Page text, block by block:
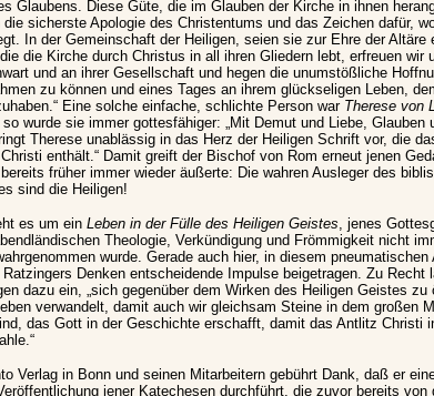
Glaubens. Diese Güte, die im Glauben der Kirche in ihnen
sicherste Apologie des Christentums und das Zeichen dafür,
In der Gemeinschaft der Heiligen, seien sie zur Ehre der Altäre
die Kirche durch Christus in all ihren Gliedern lebt, erfreuen wir
und an ihrer Gesellschaft und hegen die unumstößliche
zu können und eines Tages an ihrem glückseligen Leben,
Eine solche einfache, schlichte Person war Therese von
wurde sie immer gottesfähiger: „Mit Demut und Liebe, Glauben
Therese unablässig in das Herz der Heiligen Schrift vor, die
enthält.“ Damit greift der Bischof von Rom erneut jenen
früher immer wieder äußerte: Die wahren Ausleger des
sind die Heiligen!
es um ein Leben in der Fülle des Heiligen Geistes, jenes
Theologie, Verkündigung und Frömmigkeit nicht
wurde. Gerade auch hier, in diesem pneumatischen
Ratzingers Denken entscheidende Impulse beigetragen. Zu Recht
dazu ein, „sich gegenüber dem Wirken des Heiligen Geistes zu
verwandelt, damit auch wir gleichsam Steine in dem großen
das Gott in der Geschichte erschafft, damit das Antlitz Christi
Verlag in Bonn und seinen Mitarbeitern gebührt Dank, daß er
jener Katechesen durchführt, die zuvor bereits von